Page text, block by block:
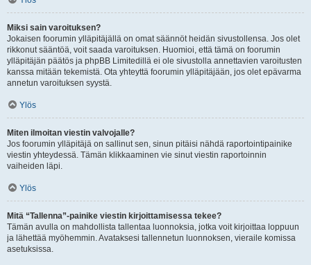
Miksi sain varoituksen?
Jokaisen foorumin ylläpitäjällä on omat säännöt heidän sivustollensa. Jos olet
rikkonut sääntöä, voit saada varoituksen. Huomioi, että tämä on foorumin
ylläpitäjän päätös ja phpBB Limitedillä ei ole sivustolla annettavien varoitusten
kanssa mitään tekemistä. Ota yhteyttä foorumin ylläpitäjään, jos olet epävarma
annetun varoituksen syystä.
Ylös
Miten ilmoitan viestin valvojalle?
Jos foorumin ylläpitäjä on sallinut sen, sinun pitäisi nähdä raportointipainike
viestin yhteydessä. Tämän klikkaaminen vie sinut viestin raportoinnin
vaiheiden läpi.
Ylös
Mitä “Tallenna”-painike viestin kirjoittamisessa tekee?
Tämän avulla on mahdollista tallentaa luonnoksia, jotka voit kirjoittaa loppuun
ja lähettää myöhemmin. Avataksesi tallennetun luonnoksen, vieraile komissa
asetuksissa.